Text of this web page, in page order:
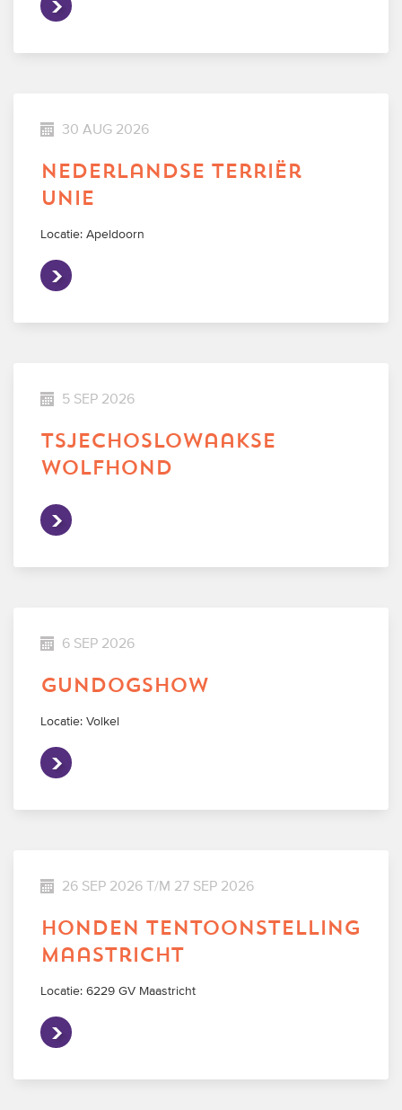
30 AUG 2026
nederlandse terriër
unie
Locatie: Apeldoorn
5 SEP 2026
tsjechoslowaakse
wolfhond
6 SEP 2026
gundogshow
Locatie: Volkel
26 SEP 2026 T/M 27 SEP 2026
honden tentoonstelling
maastricht
Locatie: 6229 GV Maastricht